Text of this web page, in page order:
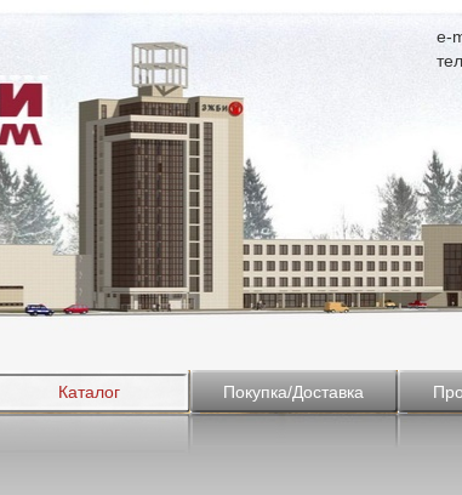
e-
Каталог Покупка/Доставка